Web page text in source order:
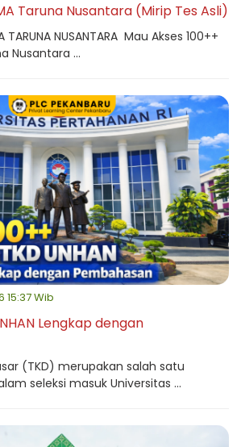
Taruna Nusantara (Mirip Tes Asli)
TARUNA NUSANTARA Mau Akses 100++
Nusantara ...
15:37 Wib
Lengkap dengan
(TKD) merupakan salah satu
seleksi masuk Universitas ...